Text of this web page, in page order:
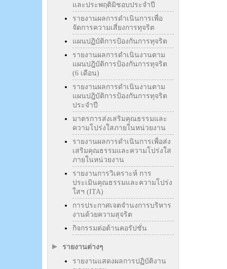
และประพฤติมิชอบประจำปี
รายงานผลการดำเนินการเพื่อ
จัดการความเสี่ยงการทุจริต
แผนปฏิบัติการป้องกันการทุจริต
รายงานผลการดำเนินงานตาม
แผนปฎิบัติการป้องกันการทุจริต
(6 เดือน)
รายงานผลการดำเนินงานตาม
แผนปฎิบัติการป้องกันการทุจริต
ประจำปี
มาตรการส่งเสริมคุณธรรมและ
ความโปร่งใสภายในหน่วยงาน
รายงานผลการดำเนินการเพื่อส่ง
เสริมคุณธรรมและความโปร่งใส
ภายในหน่วยงาน
รายงานการวิเคราะห์ การ
ประเมินคุณธรรมและความโปร่ง
ใสฯ (ITA)
การประกาศเจตจำนงการบริหาร
งานด้วยความสุจริต
กิจกรรมต่อต้านคอรัปชั่น
รายงานต่างๆ
รายงานแสดงผลการปฏิบัติงาน